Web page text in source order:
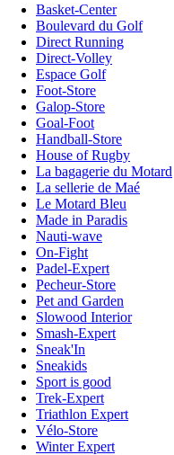
Basket-Center
Boulevard du Golf
Direct Running
Direct-Volley
Espace Golf
Foot-Store
Galop-Store
Goal-Foot
Handball-Store
House of Rugby
La bagagerie du Motard
La sellerie de Maé
Le Motard Bleu
Made in Paradis
Nauti-wave
On-Fight
Padel-Expert
Pecheur-Store
Pet and Garden
Slowood Interior
Smash-Expert
Sneak'In
Sneakids
Sport is good
Trek-Expert
Triathlon Expert
Vélo-Store
Winter Expert